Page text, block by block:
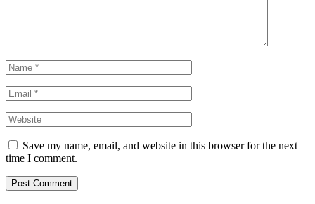
Save my name, email, and website in this browser for the next
time I comment.